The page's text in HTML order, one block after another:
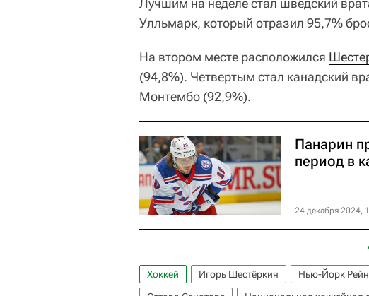
Лучшим на неделе стал шведский
Улльмарк, который отразил 95,7%
На втором месте расположился
(94,8%). Четвертым стал канадский
Монтембо (92,9%).
Панарин
период в
24 декабря 2024,
Хоккей Игорь Шестёркин Нью-Йорк